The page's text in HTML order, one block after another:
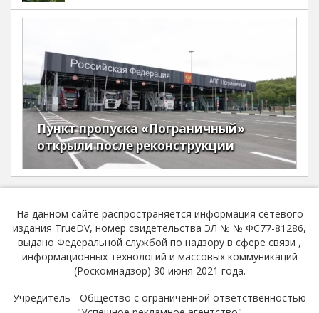
Пункт пропуска «Пограничный»
открыли после реконструкции
На данном сайте распространяется информация сетевого
издания TrueDV, номер свидетельства ЭЛ № № ФС77-81286,
выдано Федеральной службой по надзору в сфере связи ,
информационных технологий и массовых коммуникаций
(Роскомнадзор) 30 июня 2021 года.
Учредитель - Общество с ограниченной ответственностью